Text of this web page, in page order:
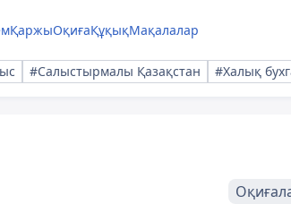
ҚаржыОқиғаҚұқықМақалалар
#Салыстырмалы Қазақстан #Халық